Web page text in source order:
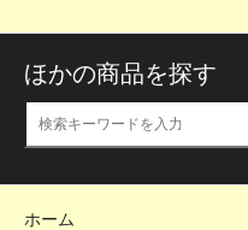
ほかの商品を探す
ホーム